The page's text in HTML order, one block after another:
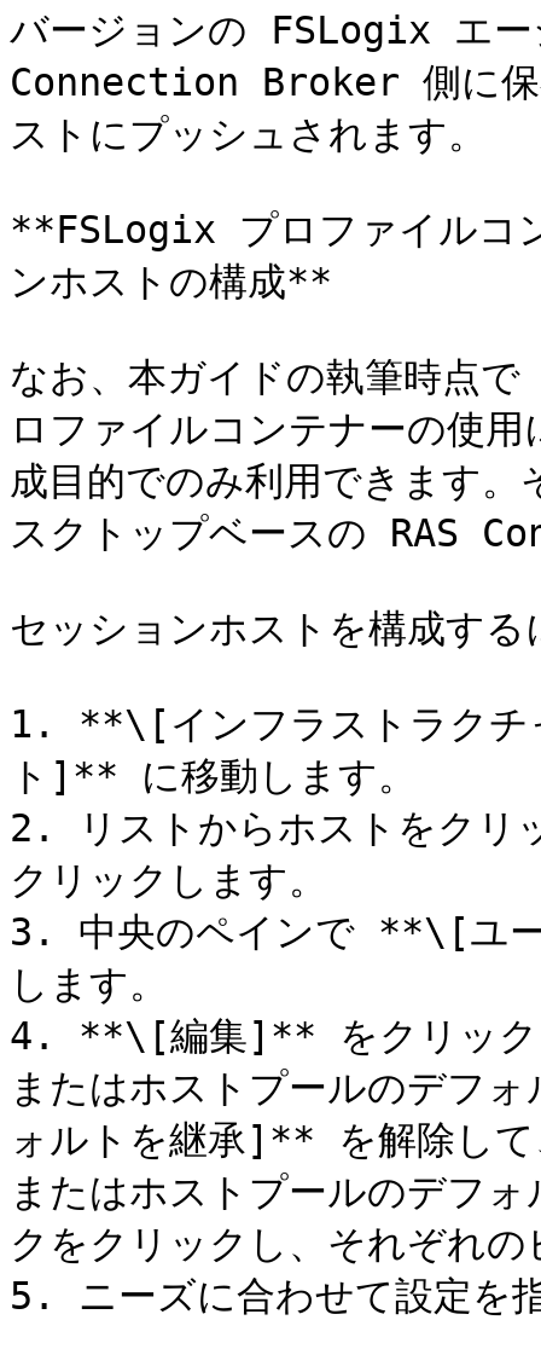
バージョンの FSLogix エー
Connection Broker 側に保
ストにプッシュされます。
**FSLogix プロファイルコ
ンホストの構成**
なお、本ガイドの執筆時点
ロファイルコンテナーの使
成目的でのみ利用できます
スクトップベースの RAS
セッションホストを構成す
1. **\[インフラストラク
ト]** に移動します。
2. リストからホストをク
クリックします。
3. 中央のペインで **\[ユ
します。
4. **\[編集]** をクリックし
またはホストプールのデフ
ォルトを継承]** を解除して
またはホストプールのデフ
クをクリックし、それぞれ
5. ニーズに合わせて設定を